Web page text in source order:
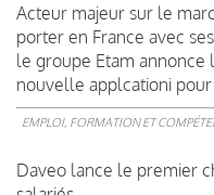
Acteur majeur sur le
porter en France avec
le groupe Etam annonce
nouvelle applcationi pour
EMPLOI, FORMATION ET
Daveo lance le premier